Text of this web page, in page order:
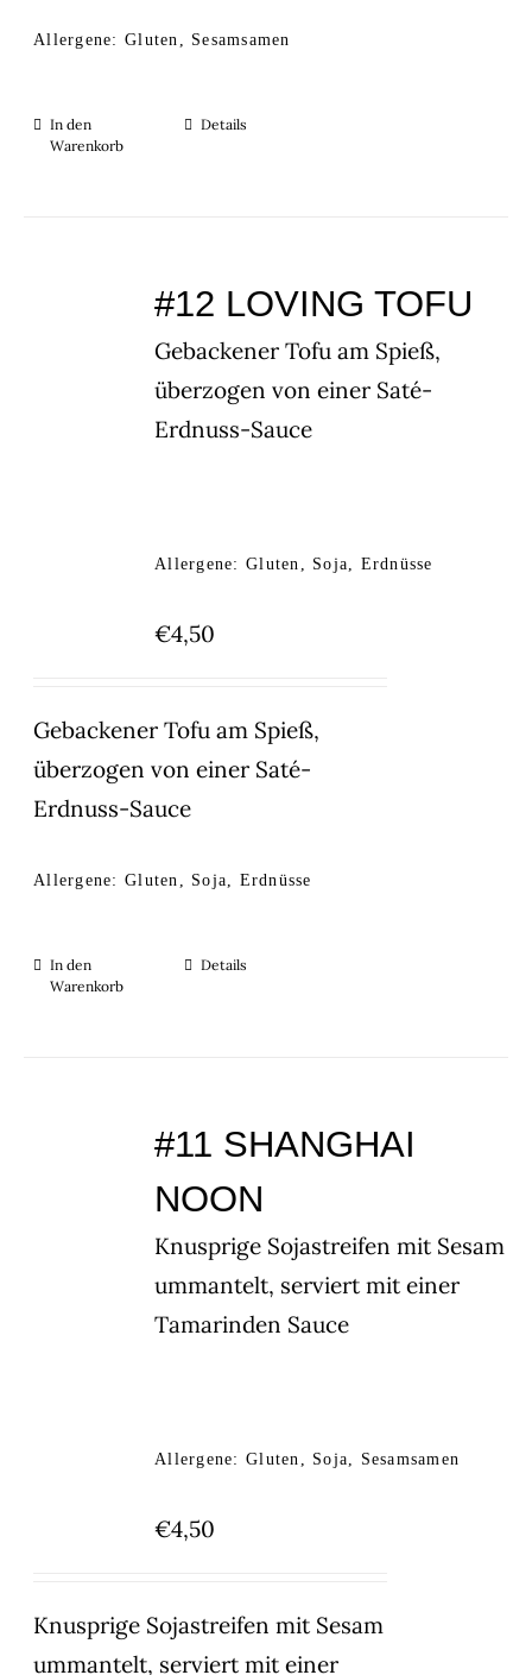
Allergene: Gluten, Sesamsamen
In den
Warenkorb
Details
#12 LOVING TOFU
Gebackener Tofu am Spieß,
überzogen von einer Saté-
Erdnuss-Sauce
Allergene: Gluten, Soja, Erdnüsse
€4,50
Gebackener Tofu am Spieß,
überzogen von einer Saté-
Erdnuss-Sauce
Allergene: Gluten, Soja, Erdnüsse
In den
Warenkorb
Details
#11 SHANGHAI
NOON
Knusprige Sojastreifen mit Sesam
ummantelt, serviert mit einer
Tamarinden Sauce
Allergene: Gluten, Soja, Sesamsamen
€4,50
Knusprige Sojastreifen mit Sesam
ummantelt, serviert mit einer